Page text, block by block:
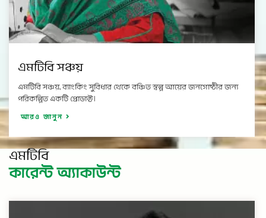
এমটিবি সঞ্চয়
এমটিবি সঞ্চয়, ব্যাংকিং সুবিধার থেকে বঞ্চিত স্বল্প আয়ের জনগোষ্ঠীর জন্য
পরিকল্পিত একটি প্রোডাক্ট।
আরও জানুন
এমটিবি
কারেন্ট অ্যাকাউন্ট